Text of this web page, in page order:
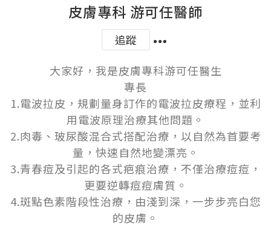
皮膚專科 游可任醫師
追蹤
大家好，我是皮膚專科游可任醫生
專長
1.電波拉皮，規劃量身訂作的電波拉皮療程，並利
用電波原理治療其他問題。
2.肉毒、玻尿酸混合式搭配治療，以自然為首要考
量，快速自然地變漂亮。
3.青春痘及引起的各式疤痕治療，不僅治療痘痘，
更要逆轉痘痘膚質。
4.斑點色素階段性治療，由淺到深，一步步亮白您
的皮膚。